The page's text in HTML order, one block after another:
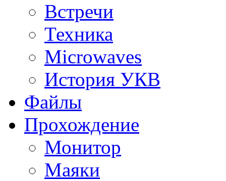
Встречи
Техника
Microwaves
История УКВ
Файлы
Прохождение
Монитор
Маяки